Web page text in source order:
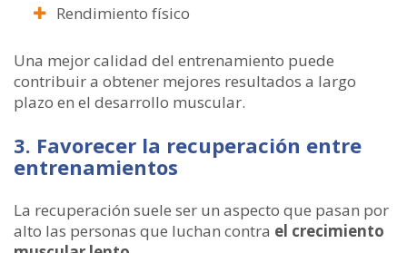
Rendimiento físico
Una mejor calidad del entrenamiento puede
contribuir a obtener mejores resultados a largo
plazo en el desarrollo muscular.
3. Favorecer la recuperación entre
entrenamientos
La recuperación suele ser un aspecto que pasan por
alto las personas que luchan contra el crecimiento